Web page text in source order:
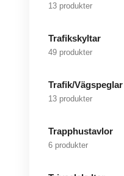
13 produkter
Trafikskyltar
49 produkter
Trafik/Vägspeglar
13 produkter
Trapphustavlor
6 produkter